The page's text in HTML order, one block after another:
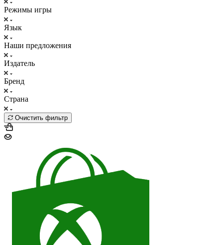
Режимы игры
Язык
Наши предложения
Издатель
Бренд
Страна
Очистить фильтр